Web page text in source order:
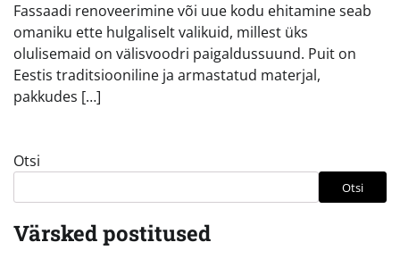
Fassaadi renoveerimine või uue kodu ehitamine seab
omaniku ette hulgaliselt valikuid, millest üks
olulisemaid on välisvoodri paigaldussuund. Puit on
Eestis traditsiooniline ja armastatud materjal,
pakkudes […]
Otsi
Otsi
Värsked postitused